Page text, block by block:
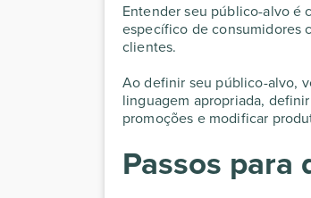
Entender seu público-alvo é
específico de consumidores
clientes.
Ao definir seu público-alvo,
linguagem apropriada,
promoções e modificar
Passos